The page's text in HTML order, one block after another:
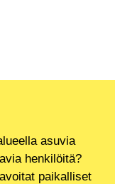
asuvia
henkilöitä?
paikalliset